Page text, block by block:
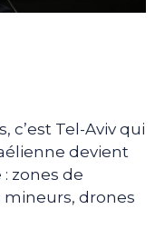
c’est Tel-Aviv qui
devient
zones de
mineurs, drones